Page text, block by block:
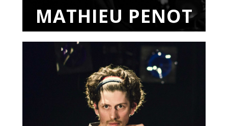
MATHIEU PENOT